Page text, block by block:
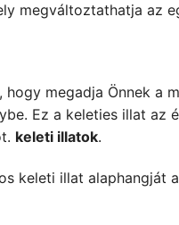
megváltoztathatja az
megadja Önnek a
Ez a keleties illat az
keleti illatok.
keleti illat alaphangját